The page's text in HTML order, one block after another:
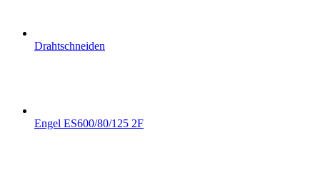
Drahtschneiden
Engel ES600/80/125 2F